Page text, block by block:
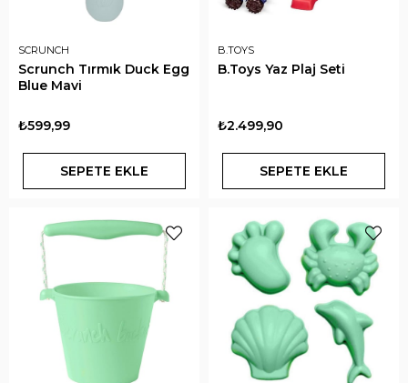
SCRUNCH
Scrunch Tırmık Duck Egg
Blue Mavi
₺599,99
SEPETE EKLE
B.TOYS
B.Toys Yaz Plaj Seti
₺2.499,90
SEPETE EKLE